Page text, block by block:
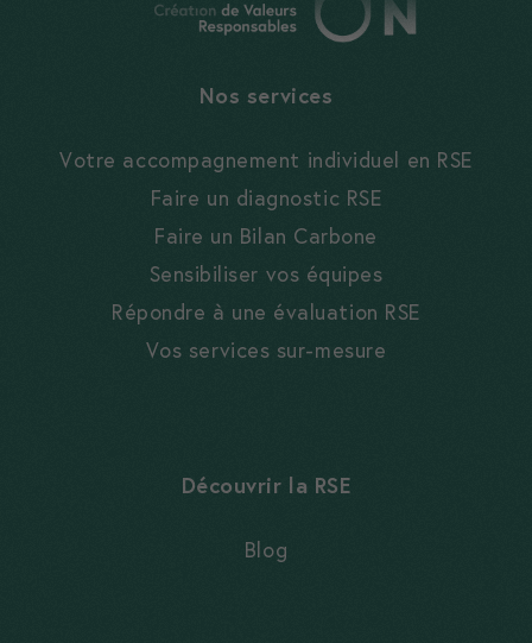
Nos services
Votre accompagnement individuel en RSE
Faire un diagnostic RSE
Faire un Bilan Carbone
Sensibiliser vos équipes
Répondre à une évaluation RSE
Vos services sur-mesure
Découvrir la RSE
Blog